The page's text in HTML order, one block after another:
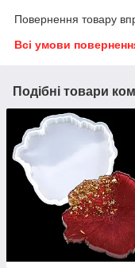
Повернення товару
Всі умови
Подібні товари